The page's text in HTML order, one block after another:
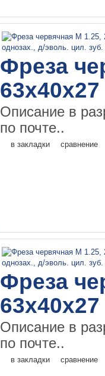
Фреза
Описание в
по почте..
в закладки сравнение
Фреза
Описание в
по почте..
в закладки сравнение